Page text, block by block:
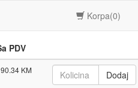
Korpa(0)
PDV